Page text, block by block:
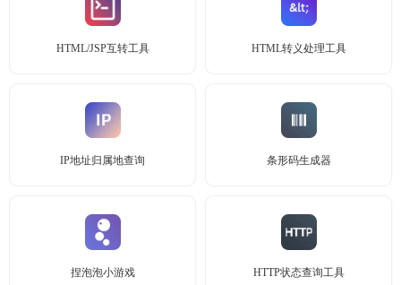
HTML/JSP互转工具 HTML转义处理工具
IP地址归属地查询 条形码生成器
捏泡泡小游戏 HTTP状态查询工具